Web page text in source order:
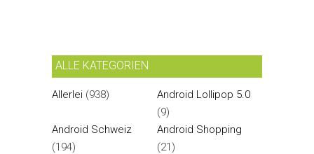
ALLE KATEGORIEN
Allerlei (938)
Android Lollipop 5.0
(9)
Android Schweiz
(194)
Android Shopping
(21)